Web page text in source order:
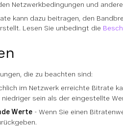
Netzwerkbedingungen und
kann dazu beitragen, den
Lesen Sie unbedingt die
die zu beachten sind:
im Netzwerk erreichte Bitrate
sein als der eingestellte
Werte - Wenn Sie einen